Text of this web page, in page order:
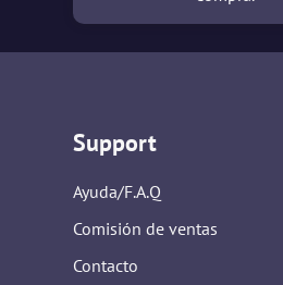
Support
Ayuda/F.A.Q
Comisión de ventas
Contacto